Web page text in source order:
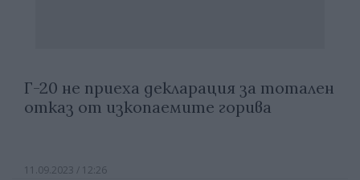
Г-20 не приеха декларация за тотален
отказ от изкопаемите горива
11.09.2023 / 12:26